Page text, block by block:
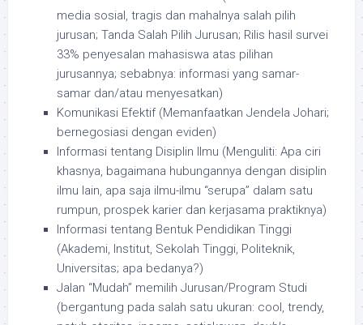
media sosial, tragis dan mahalnya salah pilih
jurusan; Tanda Salah Pilih Jurusan; Rilis hasil survei
33% penyesalan mahasiswa atas pilihan
jurusannya; sebabnya: informasi yang samar-
samar dan/atau menyesatkan)
Komunikasi Efektif (Memanfaatkan Jendela Johari;
bernegosiasi dengan eviden)
Informasi tentang Disiplin Ilmu (Menguliti: Apa ciri
khasnya, bagaimana hubungannya dengan disiplin
ilmu lain, apa saja ilmu-ilmu “serupa” dalam satu
rumpun, prospek karier dan kerjasama praktiknya)
Informasi tentang Bentuk Pendidikan Tinggi
(Akademi, Institut, Sekolah Tinggi, Politeknik,
Universitas; apa bedanya?)
Jalan “Mudah” memilih Jurusan/Program Studi
(bergantung pada salah satu ukuran: cool, trendy,